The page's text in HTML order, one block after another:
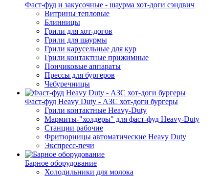
Фаст-фуд и закусочные - шаурма хот-доги сэндвич
Витрины тепловые
Блинницы
Грили для хот-догов
Грили для шаурмы
Грили карусельные для кур
Грили контактные прижимные
Пончиковые аппараты
Прессы для бургеров
Чебуречницы
Фаст-фуд Heavy Duty - АЗС хот-доги бургеры
Грили контактные Heavy-Duty
Мармиты-"холдеры" для фаст-фуд Heavy-Duty
Станции рабочие
Фритюрницы автоматические Heavy Duty
Экспресс-печи
Барное оборудование
Холодильники для молока